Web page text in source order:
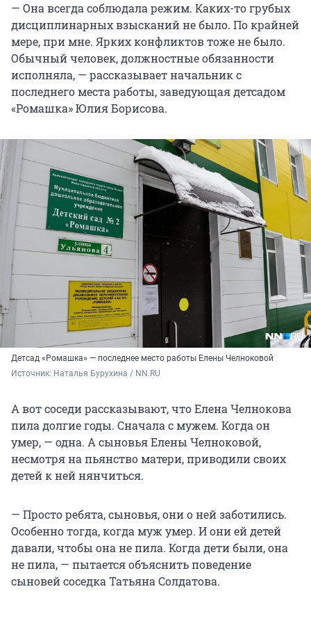
— Она всегда соблюдала режим. Каких-то грубых
дисциплинарных взысканий не было. По крайней
мере, при мне. Ярких конфликтов тоже не было.
Обычный человек, должностные обязанности
исполняла, — рассказывает начальник с
последнего места работы, заведующая детсадом
«Ромашка» Юлия Борисова.
Детсад «Ромашка» — последнее место работы Елены Челноковой
Источник: Наталья Бурухина / NN.RU
А вот соседи рассказывают, что Елена Челнокова
пила долгие годы. Сначала с мужем. Когда он
умер, — одна. А сыновья Елены Челноковой,
несмотря на пьянство матери, приводили своих
детей к ней нянчиться.
— Просто ребята, сыновья, они о ней заботились.
Особенно тогда, когда муж умер. И они ей детей
давали, чтобы она не пила. Когда дети были, она
не пила, — пытается объяснить поведение
сыновей соседка Татьяна Солдатова.